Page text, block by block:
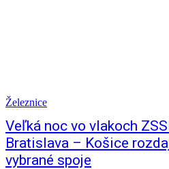
Železnice
Veľká noc vo vlakoch
Bratislava – Košice
vybrané spoje